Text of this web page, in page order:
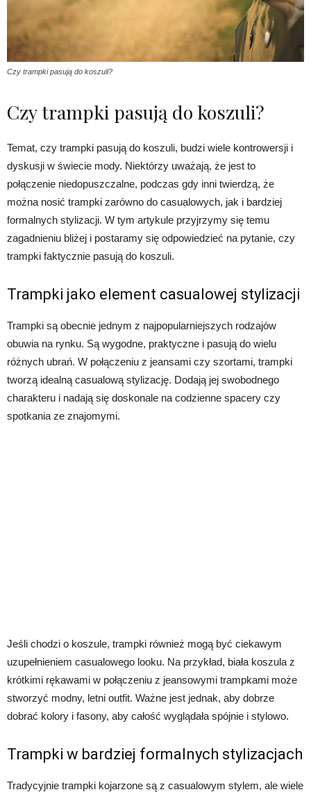
Czy trampki pasują do koszuli?
Czy trampki pasują do koszuli?
Temat, czy trampki pasują do koszuli, budzi wiele kontrowersji i
dyskusji w świecie mody. Niektórzy uważają, że jest to
połączenie niedopuszczalne, podczas gdy inni twierdzą, że
można nosić trampki zarówno do casualowych, jak i bardziej
formalnych stylizacji. W tym artykule przyjrzymy się temu
zagadnieniu bliżej i postaramy się odpowiedzieć na pytanie, czy
trampki faktycznie pasują do koszuli.
Trampki jako element casualowej stylizacji
Trampki są obecnie jednym z najpopularniejszych rodzajów
obuwia na rynku. Są wygodne, praktyczne i pasują do wielu
różnych ubrań. W połączeniu z jeansami czy szortami, trampki
tworzą idealną casualową stylizację. Dodają jej swobodnego
charakteru i nadają się doskonale na codzienne spacery czy
spotkania ze znajomymi.
Jeśli chodzi o koszule, trampki również mogą być ciekawym
uzupełnieniem casualowego looku. Na przykład, biała koszula z
krótkimi rękawami w połączeniu z jeansowymi trampkami może
stworzyć modny, letni outfit. Ważne jest jednak, aby dobrze
dobrać kolory i fasony, aby całość wyglądała spójnie i stylowo.
Trampki w bardziej formalnych stylizacjach
Tradycyjnie trampki kojarzone są z casualowym stylem, ale wiele